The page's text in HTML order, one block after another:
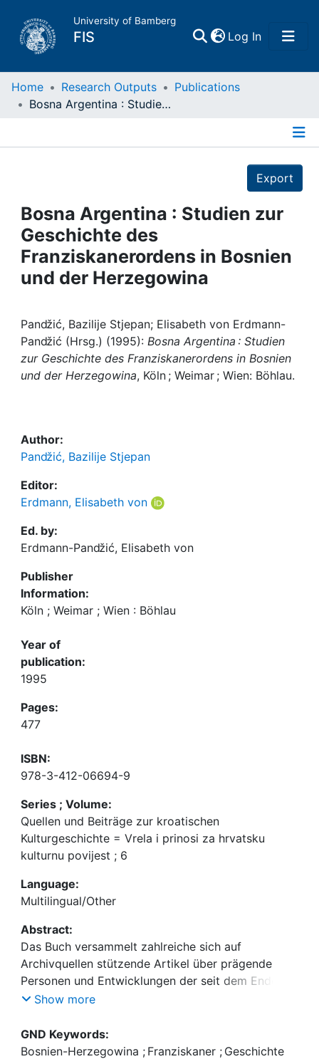
University of Bamberg
FIS Log In(current)
Home
Projects
People
Institutions
Awards
My FIS
Home Research Outputs
Publications
Bosna Argentina : Studien zur Geschichte des Franziskanerordens in Bosnien und der Herzegowina
Export
Bosna Argentina : Studien zur
Geschichte des
Franziskanerordens in Bosnien
und der Herzegowina
Panǆić, Bazilije Stjepan; Elisabeth von Erdmann-
Panǆić (Hrsg.) (1995): Bosna Argentina : Studien
zur Geschichte des Franziskanerordens in Bosnien
und der Herzegowina, Köln ; Weimar ; Wien: Böhlau.
Author:
Panǆić, Bazilije Stjepan
Editor:
Erdmann, Elisabeth von
Ed. by:
Erdmann-Panǆić, Elisabeth von
Publisher
Information:
Köln ; Weimar ; Wien : Böhlau
Year of
publication:
1995
Pages:
477
ISBN:
978-3-412-06694-9
Series ; Volume:
Quellen und Beiträge zur kroatischen
Kulturgeschichte = Vrela i prinosi za hrvatsku
kulturnu povijest ; 6
Language:
Multilingual/Other
Abstract:
Das Buch versammelt zahlreiche sich auf
Archivquellen stützende Artikel über prägende
Personen und Entwicklungen der seit dem Ende
des 13. Jahrhunderts nachgewiesenen Präsenz des
Herzegowina. Der herangezogene Archivbestand
aus den Vatikanischen Archiven bildet häufig die
Show more
GND Keywords:
Bosnien-Herzegowina ; Franziskaner ; Geschichte